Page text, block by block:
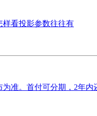
样看投影参数往往有
准。首付可分期，2年